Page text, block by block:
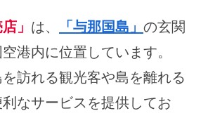
」 は、 「与那国島」 の玄関
港内に位置しています。
訪れる観光客や島を離れる
なサービスを提供してお